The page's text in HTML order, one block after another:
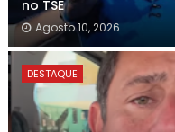
no TSE
Agosto 10, 2026
DESTAQUE